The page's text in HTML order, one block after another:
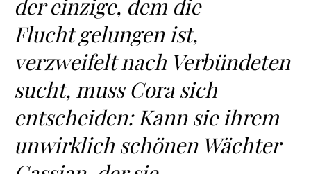
der einzige, dem die
Flucht gelungen ist,
verzweifelt nach Verbündeten
sucht, muss Cora sich
entscheiden: Kann sie ihrem
unwirklich schönen Wächter